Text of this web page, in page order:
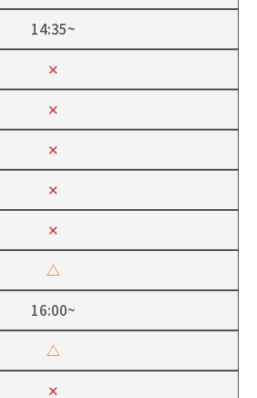
14:35~
✕
✕
✕
✕
✕
△
16:00~
△
✕